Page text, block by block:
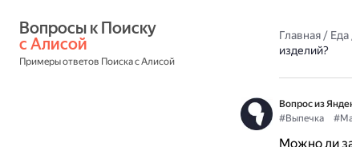
с Алисой
Примеры ответов Поиска с Алисой
Главная/ Еда
изделий?
Вопрос из
#Выпечка
Можно ли